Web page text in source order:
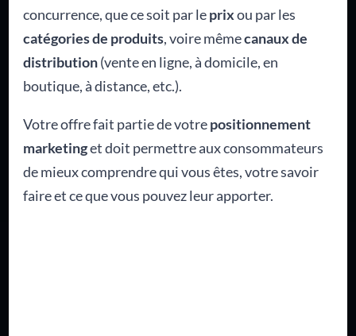
concurrence, que ce soit par leprixou par les
catégories de produits, voire mêmecanaux de
distribution(vente en ligne, à domicile, en
boutique, à distance, etc.).
Votre offre fait partie de votrepositionnement
marketinget doit permettre aux consommateurs
de mieux comprendre qui vous êtes, votre savoir
faire et ce que vous pouvez leur apporter.